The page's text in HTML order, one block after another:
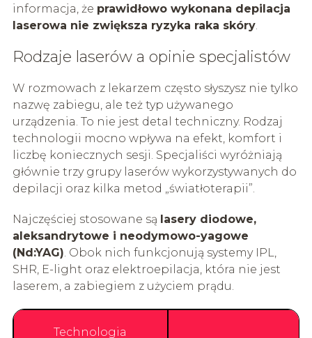
informacja, że prawidłowo wykonana depilacja
laserowa nie zwiększa ryzyka raka skóry.
Rodzaje laserów a opinie specjalistów
W rozmowach z lekarzem często słyszysz nie tylko
nazwę zabiegu, ale też typ używanego
urządzenia. To nie jest detal techniczny. Rodzaj
technologii mocno wpływa na efekt, komfort i
liczbę koniecznych sesji. Specjaliści wyróżniają
głównie trzy grupy laserów wykorzystywanych do
depilacji oraz kilka metod „światłoterapii”.
Najczęściej stosowane są lasery diodowe,
aleksandrytowe i neodymowo-yagowe
(Nd:YAG). Obok nich funkcjonują systemy IPL,
SHR, E-light oraz elektroepilacja, która nie jest
laserem, a zabiegiem z użyciem prądu.
Technologia